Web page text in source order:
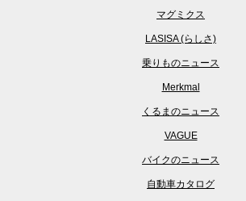
マグミクス
LASISA (らしさ)
乗りものニュース
Merkmal
くるまのニュース
VAGUE
バイクのニュース
自動車カタログ